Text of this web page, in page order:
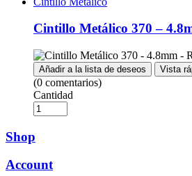
Cintillo Metálico 370 –
Añadir a la lista de deseos Vista
(0 comentarios)
Cantidad
Shop
Account